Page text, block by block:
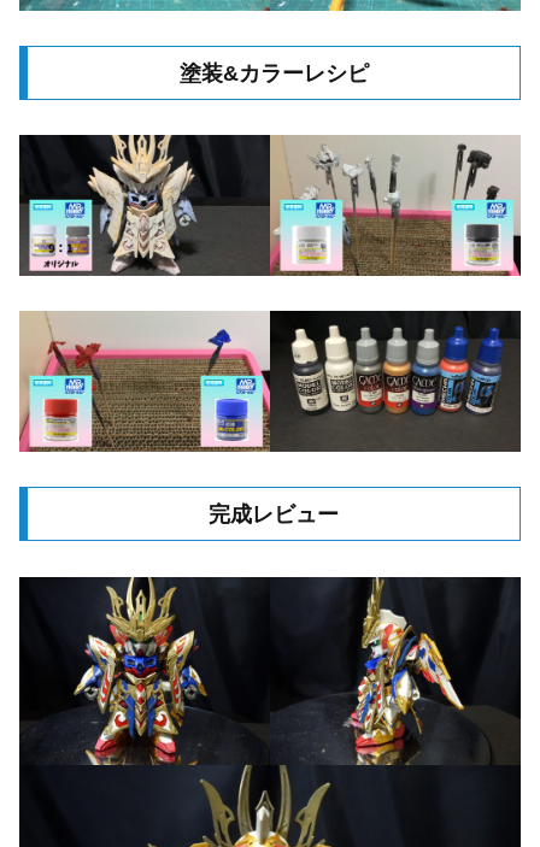
塗装&カラーレシピ
完成レビュー